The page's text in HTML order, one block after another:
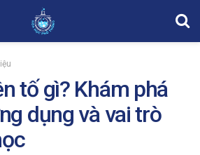
tố gì? Khám phá
dụng và vai trò